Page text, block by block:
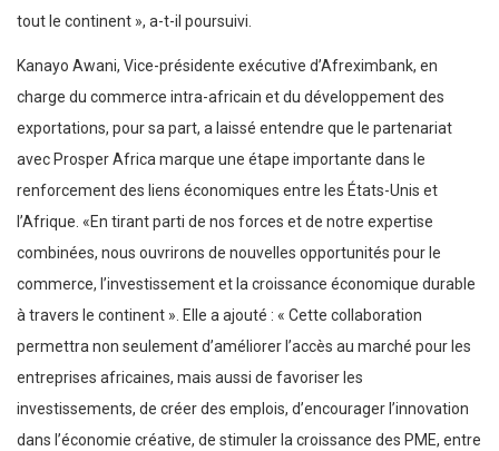
tout le continent », a-t-il poursuivi.
Kanayo Awani, Vice-présidente exécutive d’Afreximbank, en
charge du commerce intra-africain et du développement des
exportations, pour sa part, a laissé entendre que le partenariat
avec Prosper Africa marque une étape importante dans le
renforcement des liens économiques entre les États-Unis et
l’Afrique. «En tirant parti de nos forces et de notre expertise
combinées, nous ouvrirons de nouvelles opportunités pour le
commerce, l’investissement et la croissance économique durable
à travers le continent ». Elle a ajouté : « Cette collaboration
permettra non seulement d’améliorer l’accès au marché pour les
entreprises africaines, mais aussi de favoriser les
investissements, de créer des emplois, d’encourager l’innovation
dans l’économie créative, de stimuler la croissance des PME, entre